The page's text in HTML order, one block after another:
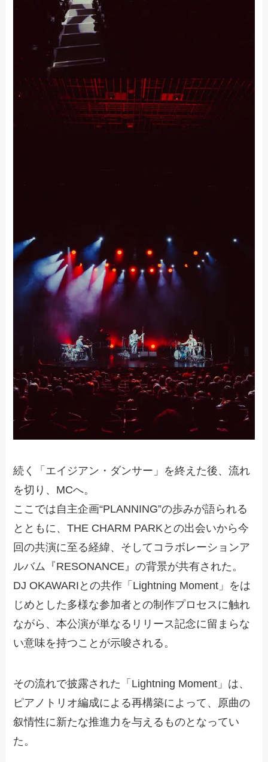
続く「エイジアン・ダンサー」を終えた後、流れ
を切り、MCへ。
ここでは自主企画“PLANNING”の歩みが語られる
とともに、THE CHARM PARKとの出会いから今
回の共演に至る経緯、そしてコラボレーションア
ルバム『RESONANCE』の背景が共有された。
DJ OKAWARIとの共作「Lightning Moment」をは
じめとした多様な参加者との制作プロセスに触れ
ながら、本公演が単なるリリース記念に留まらな
い意味を持つことが示唆される。
その流れで披露された「Lightning Moment」は、
ピアノトリオ編成による再構築によって、原曲の
叙情性に新たな推進力を与えるものとなってい
た。